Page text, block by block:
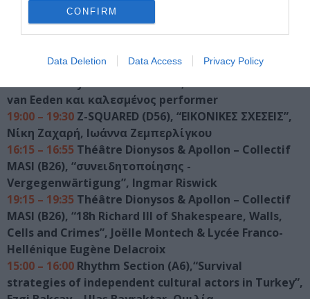
CONFIRM
Data Deletion Data Access Privacy Policy
18:30 – 19:30Théâtre Dionysos & Apollon – Collectif
MASI (B26), (Madlen Anipsitaki & Simon Riedler)
(ΚεντρικήΑυλή),“dAInner sessions – Making real
van Eeden και καλεσμένος performer
19:00 – 19:30 Z-SQUARED (D56), “ΕΙΚΟΝΙΚΕΣ ΣΧΕΣΕΙΣ”,
Νίκη Ζαχαρή, Ιωάννα Ζεμπερλίγκου
16:15 – 16:55 Théâtre Dionysos & Apollon – Collectif
MASI (B26), “συνειδητοποίησης -
Vergegenwärtigung”, Ingmar Riswick
19:15 – 19:35 Théâtre Dionysos & Apollon – Collectif
MASI (B26), “18h Richard III of Shakespeare, Walls,
Cells and Crimes”, Joëlle Montech & Lycée Franco-
Hellénique Eugène Delacroix
15:00 – 16:00 Rhythm Section (A6),“Survival
strategies of independent cultural actors in Turkey”,